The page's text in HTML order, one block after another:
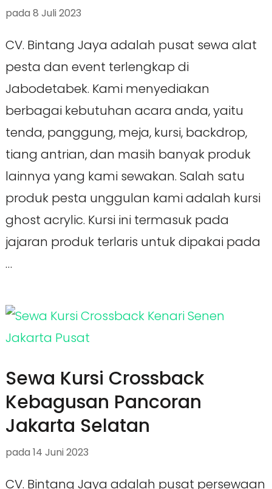
pada 8 Juli 2023
CV. Bintang Jaya adalah pusat sewa alat
pesta dan event terlengkap di
Jabodetabek. Kami menyediakan
berbagai kebutuhan acara anda, yaitu
tenda, panggung, meja, kursi, backdrop,
tiang antrian, dan masih banyak produk
lainnya yang kami sewakan. Salah satu
produk pesta unggulan kami adalah kursi
ghost acrylic. Kursi ini termasuk pada
jajaran produk terlaris untuk dipakai pada
…
Sewa Kursi Crossback
Kebagusan Pancoran
Jakarta Selatan
pada 14 Juni 2023
CV. Bintang Jaya adalah pusat persewaan